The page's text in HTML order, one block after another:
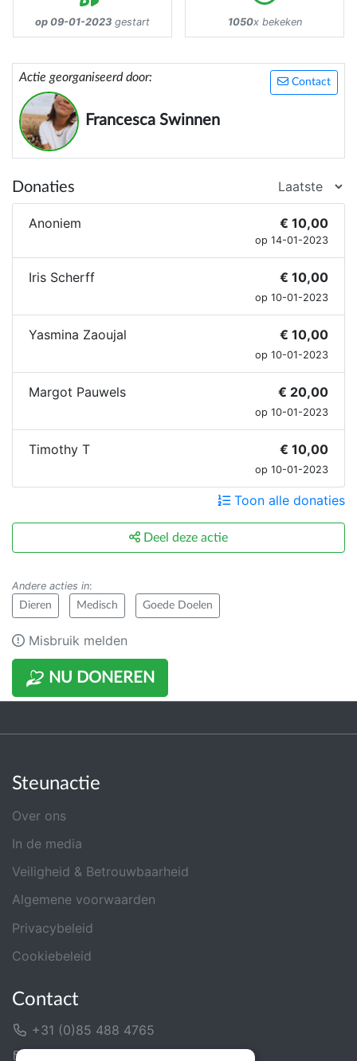
op 09-01-2023 gestart 1050x bekeken
Contact
Actie georganiseerd door:
Francesca Swinnen
NU DONEREN
Donaties
Anoniem € 10,00
op 14-01-2023
Iris Scherff € 10,00
op 10-01-2023
Yasmina Zaoujal € 10,00
op 10-01-2023
Margot Pauwels € 20,00
op 10-01-2023
Timothy T € 10,00
op 10-01-2023
Toon alle donaties
Deel deze actie
Andere acties in:
Dieren Medisch Goede Doelen
Misbruik melden
Steunactie
Over ons
In de media
Veiligheid & Betrouwbaarheid
Algemene voorwaarden
Privacybeleid
Cookiebeleid
Contact
+31 (0)85 488 4765